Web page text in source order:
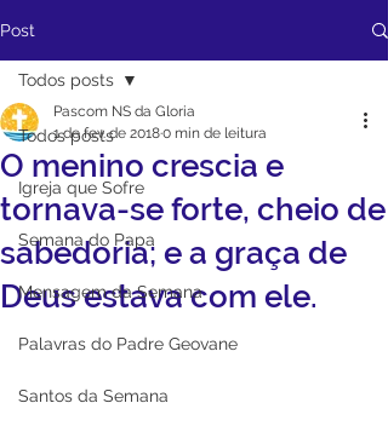
Post
Todos posts
Igreja que Sofre
Semana do Papa
Mensagem da Semana
Palavras do Padre Geovane
Santos da Semana
Todos posts
O menino crescia e
tornava-se forte, cheio de
sabedoria; e a graça de
Deus estava com ele.
Pascom NS da Gloria
1 de fev. de 20180 min de leitura